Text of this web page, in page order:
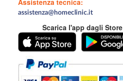
Assistenza tecnica:
assistenza@homeclinic.it
Scarica l'app dagli Store